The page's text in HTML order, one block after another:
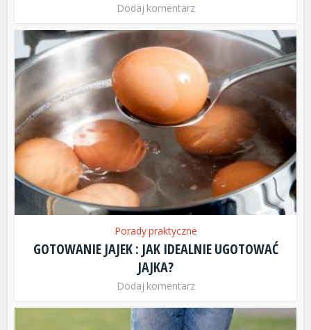
Dodaj komentarz
Porady praktyczne
GOTOWANIE JAJEK : JAK IDEALNIE UGOTOWAĆ
JAJKA?
Dodaj komentarz